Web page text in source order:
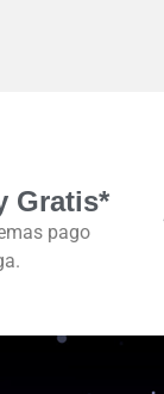
Gratis*
pago